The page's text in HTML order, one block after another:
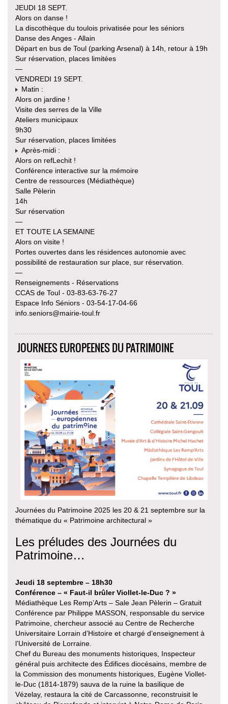
JEUDI 18 SEPT.
Alors on danse !
La discothèque du toulois privatisée pour les séniors
Danse des Anges - Allain
Départ en bus de Toul (parking Arsenal) à 14h, retour à 19h
Sur réservation, places limitées
—
VENDREDI 19 SEPT.
Matin :
Alors on jardine !
Visite des serres de la Ville
Ateliers municipaux
9h30
Sur réservation, places limitées
Après-midi :
Alors on refLechit !
Conférence interactive sur la mémoire
Centre de ressources (Médiathèque)
Salle Pèlerin
14h
Sur réservation
—
ET TOUTE LA SEMAINE
Alors on visite !
Portes ouvertes dans les résidences autonomie avec
possibilité de restauration sur place, sur réservation.
—
Renseignements - Réservations
CCAS de Toul - 03-83-63-76-27
Espace Info Séniors - 03-54-17-04-66
info.seniors@mairie-toul.fr
JOURNEES EUROPEENES DU PATRIMOINE
Journées du Patrimoine 2025 les 20 & 21 septembre sur la
thématique du « Patrimoine architectural »
Les préludes des Journées du
Patrimoine…
Jeudi 18 septembre – 18h30
Conférence – « Faut-il brûler Viollet-le-Duc ? »
Médiathèque Les Remp’Arts – Sale Jean Pèlerin – Gratuit
Conférence par Philippe MASSON, responsable du service
Patrimoine, chercheur associé au Centre de Recherche
Universitaire Lorrain d’Histoire et chargé d’enseignement à
l’Université de Lorraine.
Chef du Bureau des monuments historiques, Inspecteur
général puis architecte des Édifices diocésains, membre de
la Commission des monuments historiques, Eugène Viollet-
le-Duc (1814-1879) sauva de la ruine la basilique de
Vézelay, restaura la cité de Carcassonne, reconstruisit le